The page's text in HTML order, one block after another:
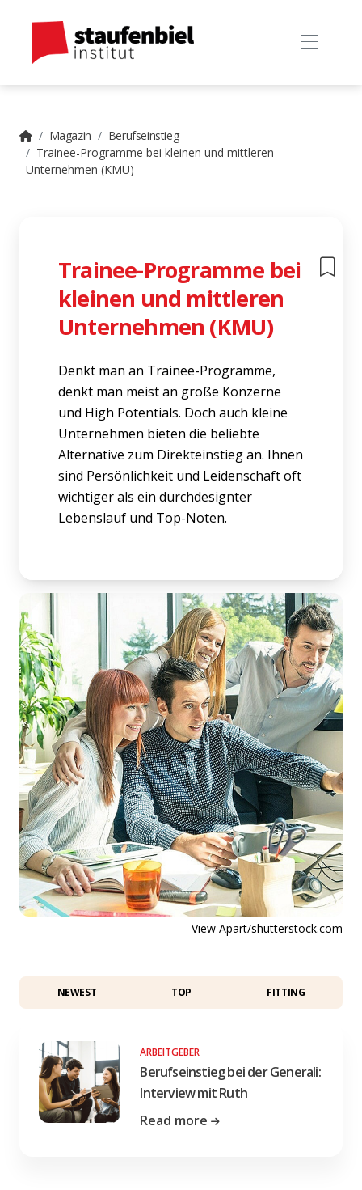
Magazin
Berufseinstieg
Trainee-Programme bei kleinen und mittleren
Unternehmen (KMU)
Trainee-Programme bei
kleinen und mittleren
Unternehmen (KMU)
Denkt man an Trainee-Programme,
denkt man meist an große Konzerne
und High Potentials. Doch auch kleine
Unternehmen bieten die beliebte
Alternative zum Direkteinstieg an. Ihnen
sind Persönlichkeit und Leidenschaft oft
wichtiger als ein durchdesignter
Lebenslauf und Top-Noten.
View Apart/shutterstock.com
NEWEST TOP FITTING
ARBEITGEBER
Berufseinstieg bei der Generali:
Interview mit Ruth
Read more